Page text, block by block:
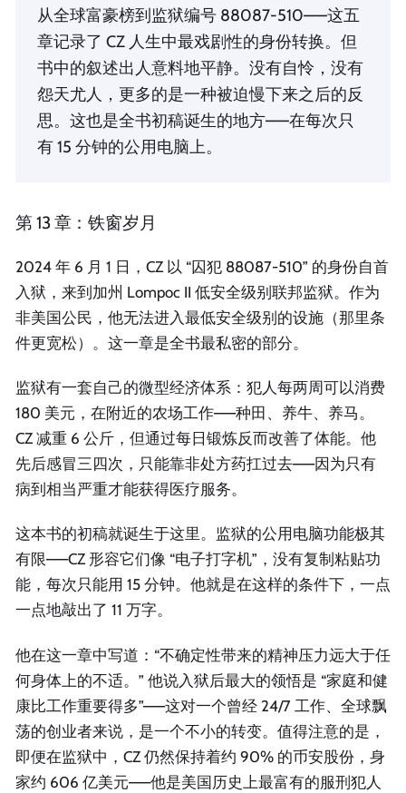
从全球富豪榜到监狱编号 88087-510——这五
章记录了 CZ 人生中最戏剧性的身份转换。但
书中的叙述出人意料地平静。没有自怜，没有
怨天尤人，更多的是一种被迫慢下来之后的反
思。这也是全书初稿诞生的地方——在每次只
有 15 分钟的公用电脑上。
第 13 章：铁窗岁月
2024 年 6 月 1 日，CZ 以 “囚犯 88087-510” 的身份自首
入狱，来到加州 Lompoc II 低安全级别联邦监狱。作为
非美国公民，他无法进入最低安全级别的设施（那里条
件更宽松）。这一章是全书最私密的部分。
监狱有一套自己的微型经济体系：犯人每两周可以消费
180 美元，在附近的农场工作——种田、养牛、养马。
CZ 减重 6 公斤，但通过每日锻炼反而改善了体能。他
先后感冒三四次，只能靠非处方药扛过去——因为只有
病到相当严重才能获得医疗服务。
这本书的初稿就诞生于这里。监狱的公用电脑功能极其
有限——CZ 形容它们像 “电子打字机”，没有复制粘贴功
能，每次只能用 15 分钟。他就是在这样的条件下，一点
一点地敲出了 11 万字。
他在这一章中写道：“不确定性带来的精神压力远大于任
何身体上的不适。” 他说入狱后最大的领悟是 “家庭和健
康比工作重要得多”——这对一个曾经 24/7 工作、全球飘
荡的创业者来说，是一个不小的转变。值得注意的是，
即便在监狱中，CZ 仍然保持着约 90% 的币安股份，身
家约 606 亿美元——他是美国历史上最富有的服刑犯人